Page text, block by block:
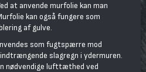
at anvende murfolie kan man
kan også fungere som
af gulve.
som fugtspærre mod
slagregn i ydermuren.
nødvendige lufttæthed ved